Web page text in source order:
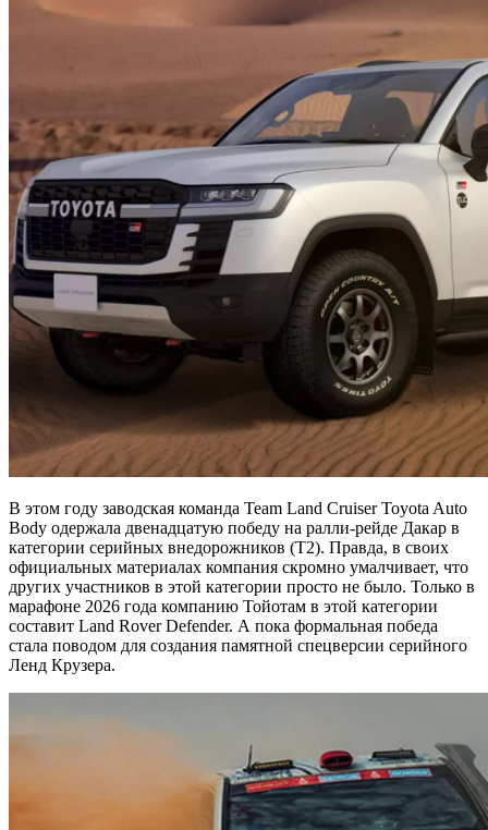
В этом году заводская команда Team Land Cruiser Toyota Auto
Body одержала двенадцатую победу на ралли-рейде Дакар в
категории серийных внедорожников (T2). Правда, в своих
официальных материалах компания скромно умалчивает, что
других участников в этой категории просто не было. Только в
марафоне 2026 года компанию Тойотам в этой категории
составит Land Rover Defender. А пока формальная победа
стала поводом для создания памятной спецверсии серийного
Ленд Крузера.